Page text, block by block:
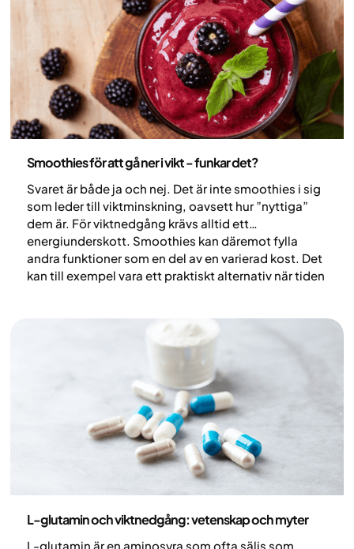
Smoothies för att gå ner i vikt - funkar det?
Svaret är både ja och nej. Det är inte smoothies i sig
som leder till viktminskning, oavsett hur ”nyttiga”
dem är. För viktnedgång krävs alltid ett
energiunderskott. Smoothies kan däremot fylla
andra funktioner som en del av en varierad kost. Det
kan till exempel vara ett praktiskt alternativ när tiden
L-glutamin och viktnedgång: vetenskap och myter
L-glutamin är en aminosyra som ofta säljs som